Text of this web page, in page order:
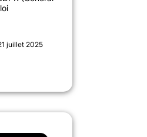
juillet 2025